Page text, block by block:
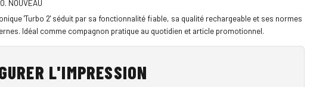
NOUVEAU
'Turbo 2' séduit par sa fonctionnalité fiable, sa qualité rechargeable et ses normes
Idéal comme compagnon pratique au quotidien et article promotionnel.
L'IMPRESSION